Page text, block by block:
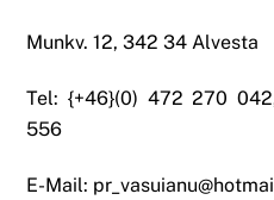
Munkv. 12, 342 34 Alvesta
Tel: {+46}(0) 472 270
556
E-Mail: